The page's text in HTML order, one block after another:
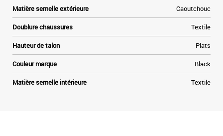
Matière semelle extérieure Caoutchouc
Doublure chaussures Textile
Hauteur de talon Plats
Couleur marque Black
Matière semelle intérieure Textile